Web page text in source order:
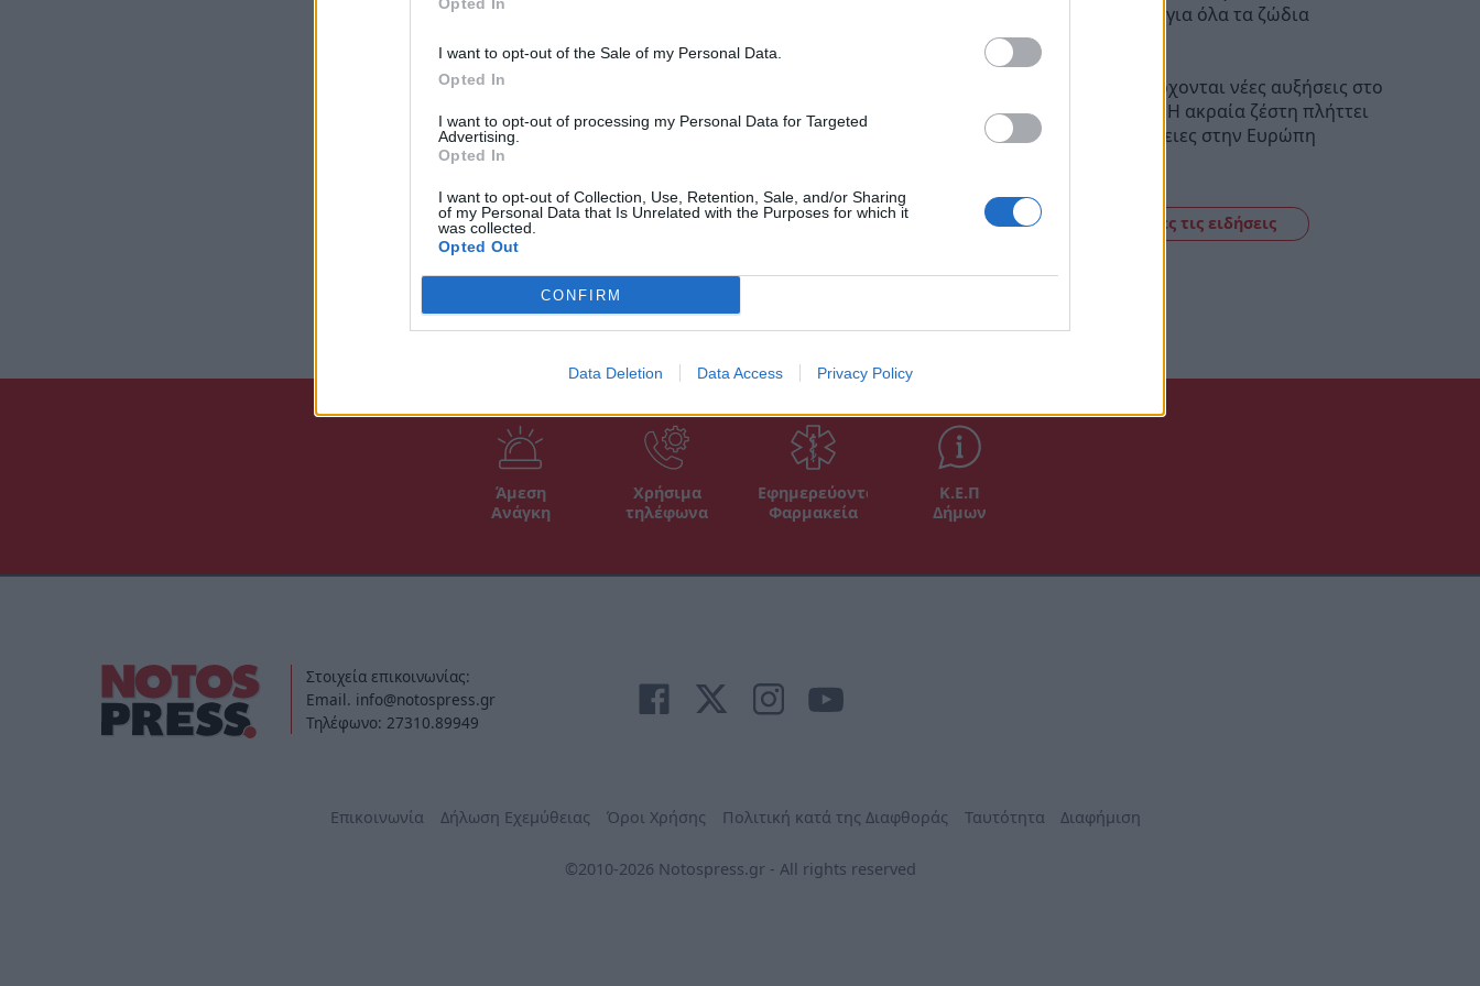
I want to opt-out of the Sale of my Personal Data.
Opted In
I want to opt-out of processing my Personal Data for Targeted
Advertising.
Opted In
I want to opt-out of Collection, Use, Retention, Sale, and/or Sharing
of my Personal Data that Is Unrelated with the Purposes for which it
was collected.
Opted Out
CONFIRM
Data Deletion Data Access Privacy Policy
Προβλέψεις για όλα τα ζώδια
Guardian: Έρχονται νέες αυξήσεις στο
ελαιόλαδο – Η ακραία ζέστη πλήττει
τις καλλιέργειες στην Ευρώπη
Δείτε όλες τις ειδήσεις
Άμεση
Ανάγκη
Χρήσιμα
τηλέφωνα
Εφημερεύοντα
Φαρμακεία
Κ.Ε.Π
Δήμων
Στοιχεία επικοινωνίας:
Email. info@notospress.gr
Τηλέφωνο: 27310.89949
Επικοινωνία Δήλωση Εχεμύθειας Όροι Χρήσης Πολιτική κατά της Διαφθοράς Ταυτότητα Διαφήμιση
©2010-2026 Notospress.gr - All rights reserved